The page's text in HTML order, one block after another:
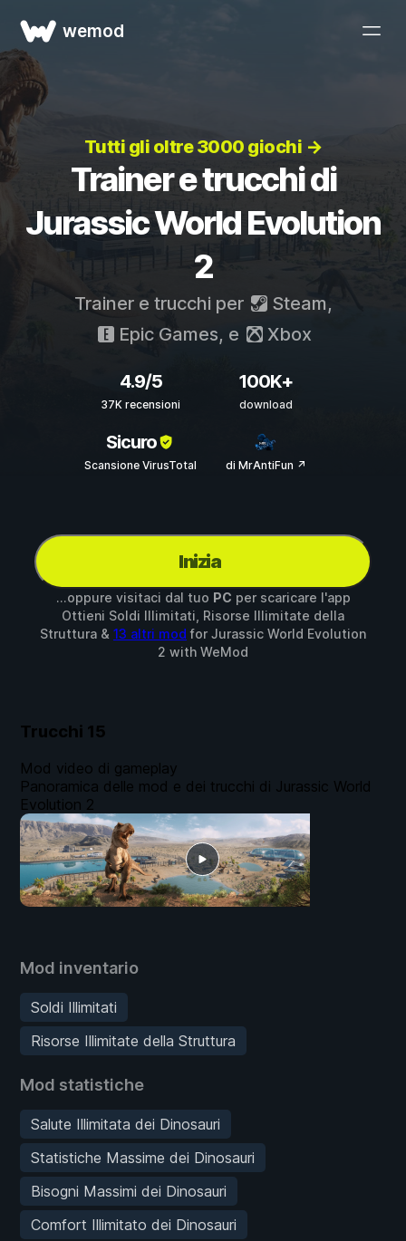
wemod
Tutti gli oltre 3000 giochi →
Trainer e trucchi di
Jurassic World Evolution
2
Trainer e trucchi per Steam,
Epic Games, e Xbox
4.9/5
37K recensioni
100K+
download
Sicuro
Scansione VirusTotal di MrAntiFun ↗
Inizia
...oppure visitaci dal tuo PC per scaricare l'app
Ottieni Soldi Illimitati, Risorse Illimitate della
Struttura & 13 altri mod for Jurassic World Evolution
2 with WeMod
Trucchi 15
Mod inventario
Soldi Illimitati
Risorse Illimitate della Struttura
Mod statistiche
Salute Illimitata dei Dinosauri
Statistiche Massime dei Dinosauri
Bisogni Massimi dei Dinosauri
Comfort Illimitato dei Dinosauri
Mod video di gameplay
Panoramica delle mod e dei trucchi di Jurassic World
Evolution 2